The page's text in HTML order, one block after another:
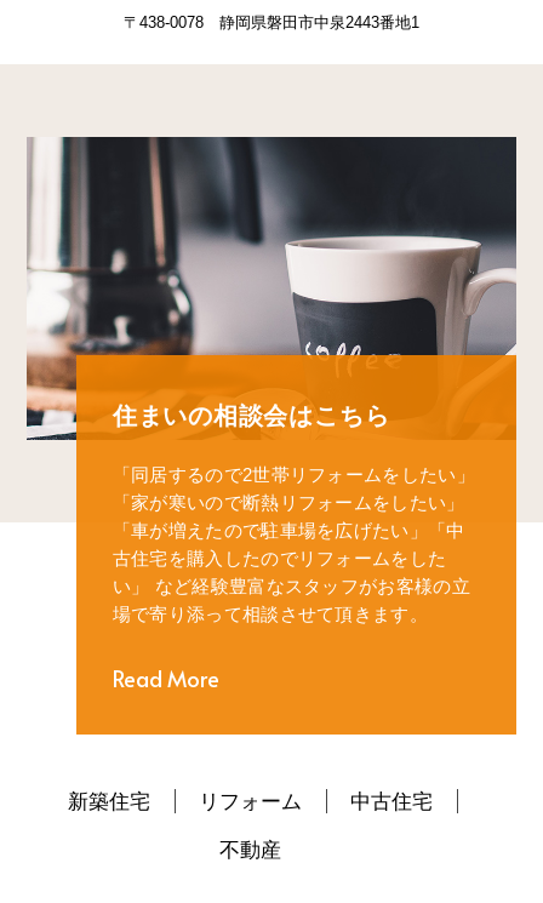
〒438-0078 静岡県磐田市中泉2443番地1
住まいの相談会はこちら
「同居するので2世帯リフォームをしたい」
「家が寒いので断熱リフォームをしたい」
「車が増えたので駐車場を広げたい」
「中
古住宅を購入したのでリフォームをした
い」
など経験豊富なスタッフがお客様の立
場で寄り添って相談させて頂きます。
Read More
新築住宅 リフォーム
中古住宅
不動産